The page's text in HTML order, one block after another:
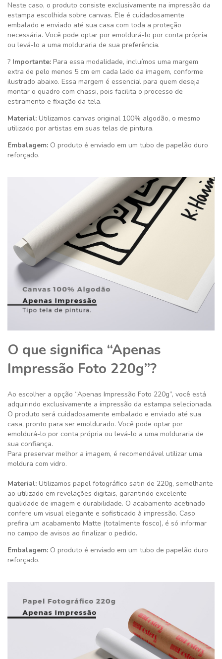
Neste caso, o produto consiste exclusivamente na impressão da
estampa escolhida sobre canvas. Ele é cuidadosamente
embalado e enviado até sua casa com toda a proteção
necessária. Você pode optar por emoldurá-lo por conta própria
ou levá-lo a uma molduraria de sua preferência.
? Importante: Para essa modalidade, incluímos uma margem
extra de pelo menos 5 cm em cada lado da imagem, conforme
ilustrado abaixo. Essa margem é essencial para quem deseja
montar o quadro com chassi, pois facilita o processo de
estiramento e fixação da tela.
Material: Utilizamos canvas original 100% algodão, o mesmo
utilizado por artistas em suas telas de pintura.
Embalagem: O produto é enviado em um tubo de papelão duro
reforçado.
O que significa “Apenas
Impressão Foto 220g”?
Ao escolher a opção “Apenas Impressão Foto 220g”, você está
adquirindo exclusivamente a impressão da estampa selecionada.
O produto será cuidadosamente embalado e enviado até sua
casa, pronto para ser emoldurado. Você pode optar por
emoldurá-lo por conta própria ou levá-lo a uma molduraria de
sua confiança.
Para preservar melhor a imagem, é recomendável utilizar uma
moldura com vidro.
Material: Utilizamos papel fotográfico satin de 220g, semelhante
ao utilizado em revelações digitais, garantindo excelente
qualidade de imagem e durabilidade. O acabamento acetinado
confere um visual elegante e sofisticado à impressão. Caso
prefira um acabamento Matte (totalmente fosco), é só informar
no campo de avisos ao finalizar o pedido.
Embalagem: O produto é enviado em um tubo de papelão duro
reforçado.